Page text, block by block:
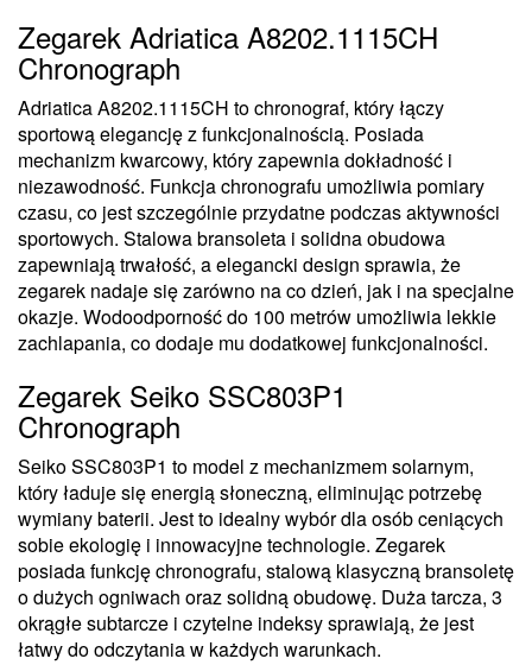
Zegarek Adriatica A8202.1115CH
Chronograph
Adriatica A8202.1115CH to chronograf, który łączy
sportową elegancję z funkcjonalnością. Posiada
mechanizm kwarcowy, który zapewnia dokładność i
niezawodność. Funkcja chronografu umożliwia pomiary
czasu, co jest szczególnie przydatne podczas aktywności
sportowych. Stalowa bransoleta i solidna obudowa
zapewniają trwałość, a elegancki design sprawia, że
zegarek nadaje się zarówno na co dzień, jak i na specjalne
okazje. Wodoodporność do 100 metrów umożliwia lekkie
zachlapania, co dodaje mu dodatkowej funkcjonalności.
Zegarek Seiko SSC803P1
Chronograph
Seiko SSC803P1 to model z mechanizmem solarnym,
który ładuje się energią słoneczną, eliminując potrzebę
wymiany baterii. Jest to idealny wybór dla osób ceniących
sobie ekologię i innowacyjne technologie. Zegarek
posiada funkcję chronografu, stalową klasyczną bransoletę
o dużych ogniwach oraz solidną obudowę. Duża tarcza, 3
okrągłe subtarcze i czytelne indeksy sprawiają, że jest
łatwy do odczytania w każdych warunkach.